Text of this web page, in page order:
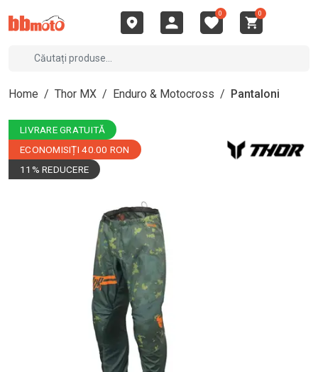
0 0
Home / Thor MX / Enduro & Motocross / Pantaloni
LIVRARE GRATUITĂ
ECONOMISIȚI 40.00 RON
11% REDUCERE